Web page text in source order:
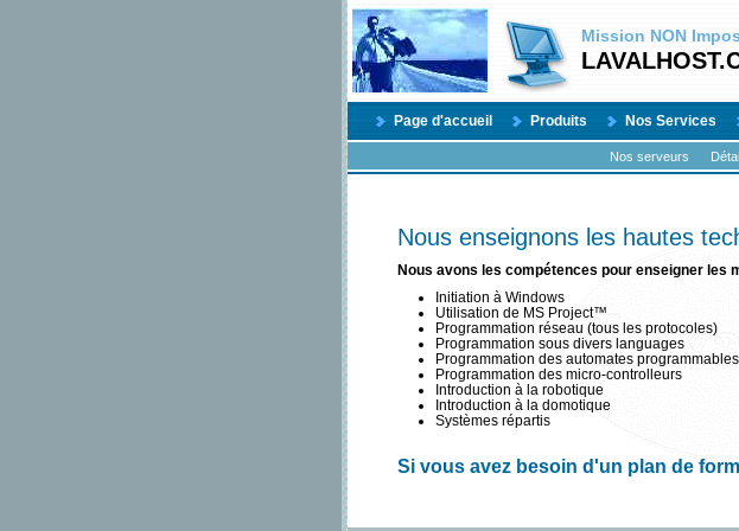
Mission NON
Page d'accueil Produits Nos Services
Nos serveurs
Nous enseignons les hautes
Nous avons les compétences pour enseigner les
Initiation à Windows
Utilisation de MS Project™
Programmation réseau (tous les protocoles)
Programmation sous divers languages
Programmation des automates programmables
Programmation des micro-controlleurs
Introduction à la robotique
Introduction à la domotique
Systèmes répartis
Si vous avez besoin d'un plan de